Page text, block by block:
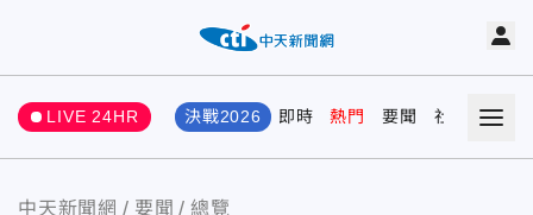
LIVE 24HR 決戰2026 即時 熱門 要聞 社會 娛樂
中天新聞網 要聞 總覽